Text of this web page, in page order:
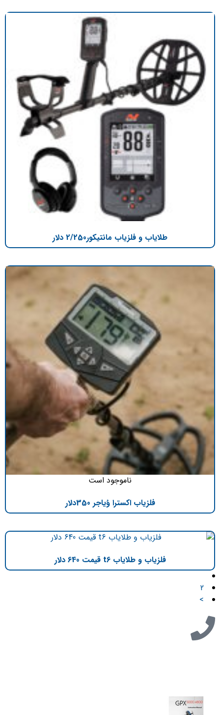
طلایاب و فلزیاب مانتیکور2/250 دلار
ناموجود است
فلزیاب اکسترا وُیاجر 350دلار
فلزیاب و طلایاب t6 قیمت 640 دلار
2
>